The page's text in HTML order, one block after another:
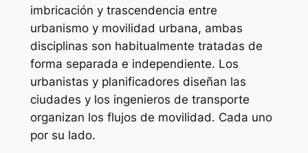
imbricación y trascendencia entre
urbanismo y movilidad urbana, ambas
disciplinas son habitualmente tratadas de
forma separada e independiente. Los
urbanistas y planificadores diseñan las
ciudades y los ingenieros de transporte
organizan los flujos de movilidad. Cada uno
por su lado.